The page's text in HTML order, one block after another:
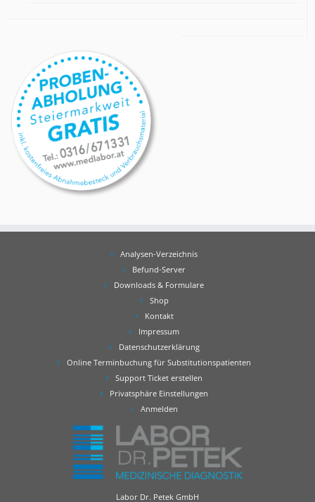
Analysen-Verzeichnis
Befund-Server
Downloads & Formulare
Shop
Kontakt
Impressum
Datenschutzerklärung
Online Terminbuchung für Substitutionspatienten
Support Ticket erstellen
Privatsphäre Einstellungen
Anmelden
Labor Dr. Petek GmbH